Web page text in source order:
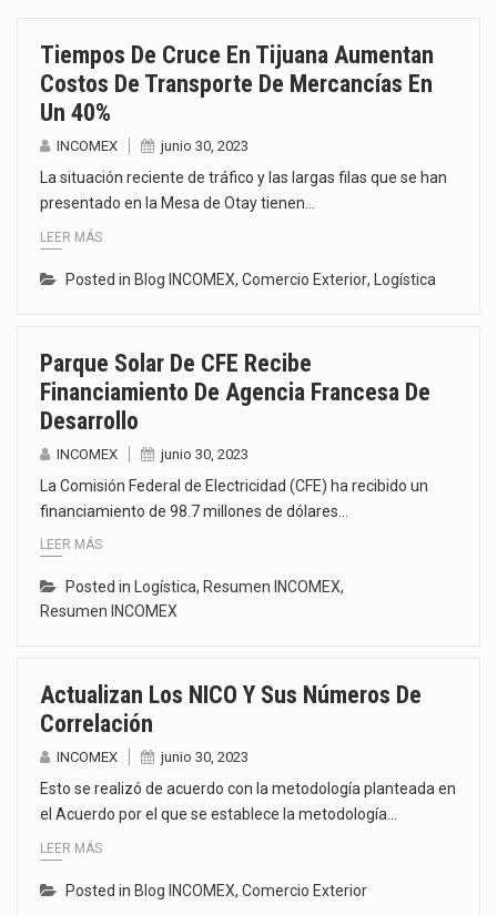
Solo el 17.8 % de las empresas en México se considera totalmente preparada para la…
Tiempos De Cruce En Tijuana Aumentan
Costos De Transporte De Mercancías En
Un 40%
INCOMEX junio 30, 2023
La situación reciente de tráfico y las largas filas que se han
presentado en la Mesa de Otay tienen…
LEER MÁS
Posted in Blog INCOMEX, Comercio Exterior, Logística
Parque Solar De CFE Recibe
Financiamiento De Agencia Francesa De
Desarrollo
INCOMEX junio 30, 2023
La Comisión Federal de Electricidad (CFE) ha recibido un
financiamiento de 98.7 millones de dólares…
LEER MÁS
Posted in Logística, Resumen INCOMEX,
Resumen INCOMEX
Actualizan Los NICO Y Sus Números De
Correlación
INCOMEX junio 30, 2023
Esto se realizó de acuerdo con la metodología planteada en
el Acuerdo por el que se establece la metodología…
LEER MÁS
Posted in Blog INCOMEX, Comercio Exterior